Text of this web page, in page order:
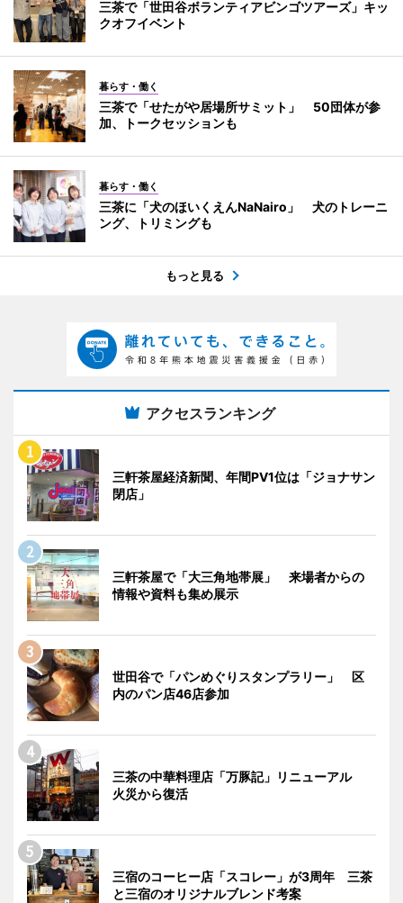
三茶で「世田谷ボランティアビンゴツアーズ」キッ
クオフイベント
暮らす・働く
三茶で「せたがや居場所サミット」 50団体が参
加、トークセッションも
暮らす・働く
三茶に「犬のほいくえんNaNairo」 犬のトレーニ
ング、トリミングも
もっと見る
アクセスランキング
三軒茶屋経済新聞、年間PV1位は「ジョナサン
閉店」
三軒茶屋で「大三角地帯展」 来場者からの
情報や資料も集め展示
世田谷で「パンめぐりスタンプラリー」 区
内のパン店46店参加
三茶の中華料理店「万豚記」リニューアル
火災から復活
三宿のコーヒー店「スコレー」が3周年 三茶
と三宿のオリジナルブレンド考案